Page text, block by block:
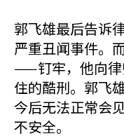
郭飞雄最后告诉
严重丑闻事件。
——钉牢，他向律
住的酷刑。郭飞
今后无法正常会
不安全。